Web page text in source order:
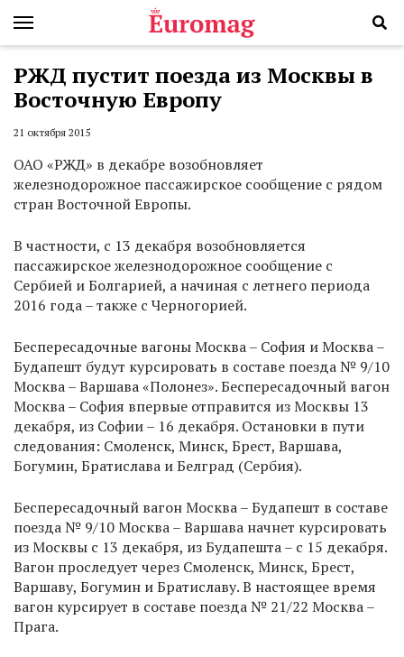
РЖД пустит поезда из Москвы в
Восточную Европу
21 октября 2015
ОАО «РЖД» в декабре возобновляет
железнодорожное пассажирское сообщение с рядом
стран Восточной Европы.
В частности, с 13 декабря возобновляется
пассажирское железнодорожное сообщение с
Сербией и Болгарией, а начиная с летнего периода
2016 года – также с Черногорией.
Беспересадочные вагоны Москва – София и Москва –
Будапешт будут курсировать в составе поезда № 9/10
Москва – Варшава «Полонез». Беспересадочный вагон
Москва – София впервые отправится из Москвы 13
декабря, из Софии – 16 декабря. Остановки в пути
следования: Смоленск, Минск, Брест, Варшава,
Богумин, Братислава и Белград (Сербия).
Беспересадочный вагон Москва – Будапешт в составе
поезда № 9/10 Москва – Варшава начнет курсировать
из Москвы с 13 декабря, из Будапешта – с 15 декабря.
Вагон проследует через Смоленск, Минск, Брест,
Варшаву, Богумин и Братиславу. В настоящее время
вагон курсирует в составе поезда № 21/22 Москва –
Прага.